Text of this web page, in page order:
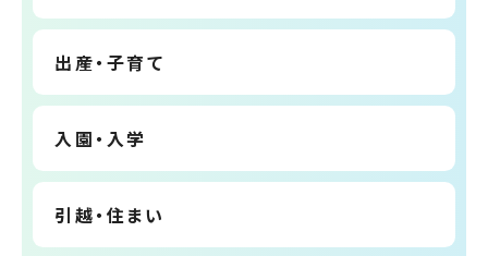
出産・子育て
入園・入学
引越・住まい